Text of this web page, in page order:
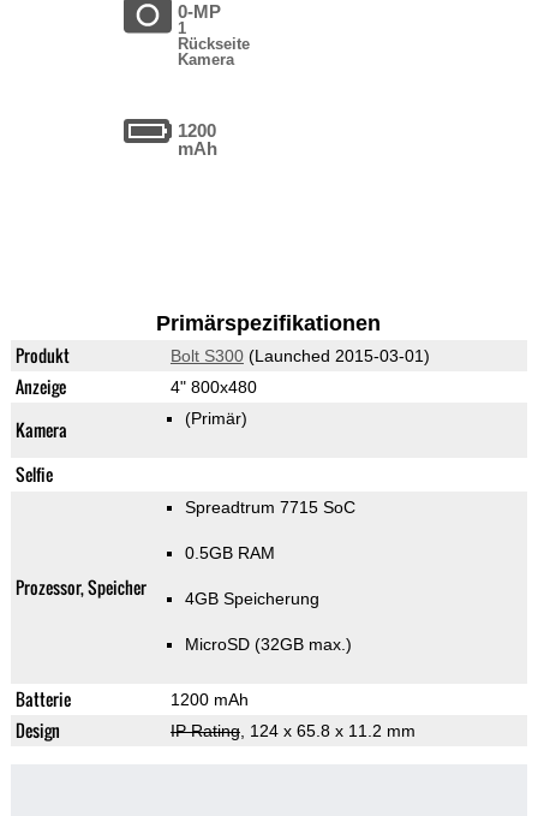
0-MP
1
Rückseite
Kamera
1200
mAh
Primärspezifikationen
Produkt Bolt S300(Launched 2015-03-01)
Anzeige 4" 800x480
Kamera (Primär)
Selfie
Prozessor, Speicher
Spreadtrum 7715 SoC
0.5GB RAM
4GB Speicherung
MicroSD (32GB max.)
Batterie 1200 mAh
Design IP Rating, 124 x 65.8 x 11.2 mm